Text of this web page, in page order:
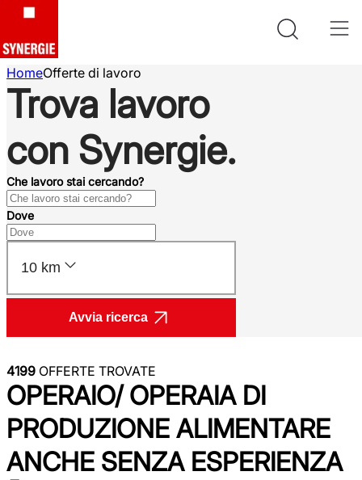
HomeOfferte di lavoro
Trova lavoro
con Synergie.
Che lavoro stai cercando?
Dove
10 km
Avvia ricerca
4199 OFFERTE TROVATE
OPERAIO/ OPERAIA DI
PRODUZIONE ALIMENTARE
ANCHE SENZA ESPERIENZA